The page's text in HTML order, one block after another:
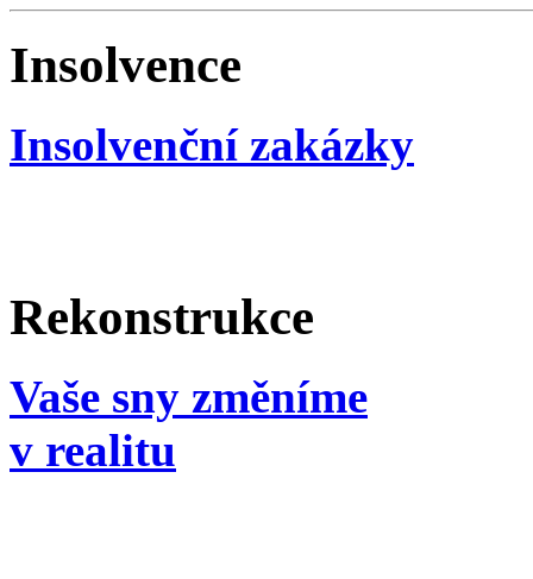
Insolvence
Insolvenční zakázky
Rekonstrukce
Vaše sny změníme
v realitu